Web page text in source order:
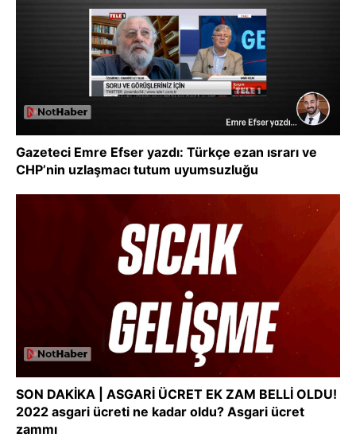
Gazeteci Emre Efser yazdı: Türkçe ezan ısrarı ve
CHP’nin uzlaşmacı tutum uyumsuzluğu
SON DAKİKA | ASGARİ ÜCRET EK ZAM BELLİ OLDU!
2022 asgari ücreti ne kadar oldu? Asgari ücret
zammı